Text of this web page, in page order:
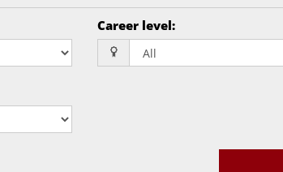
Career level: